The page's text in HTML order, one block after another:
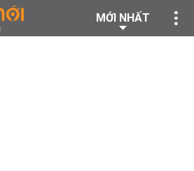
MỚI NHẤT